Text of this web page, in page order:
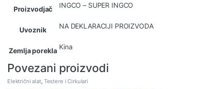
Proizvodjač
INGCO – SUPER INGCO
Uvoznik NA DEKLARACIJI PROIZVODA
Zemlja porekla Kina
Povezani proizvodi
Električni alat, Testere i Cirkulari